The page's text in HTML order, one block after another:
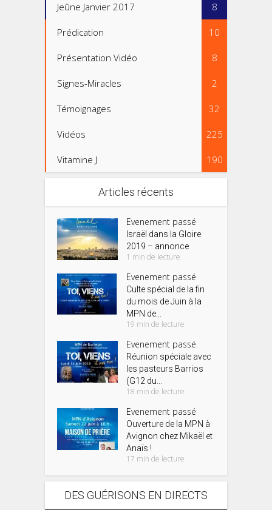
Jeûne Janvier 2017 8
Prédication 10
Présentation Vidéo 8
Signes-Miracles 2
Témoignages 32
Vidéos 225
Vitamine J 190
Articles récents
Evenement passé
Israël dans la Gloire
2019 – annonce
1 min de lecture
Evenement passé
Culte spécial de la fin
du mois de Juin à la
MPN de...
19 min de lecture
Evenement passé
Réunion spéciale avec
les pasteurs Barrios
(G12 du...
18 min de lecture
Evenement passé
Ouverture de la MPN à
Avignon chez Mikaël et
Anaïs !
17 min de lecture
DES GUÉRISONS EN DIRECTS